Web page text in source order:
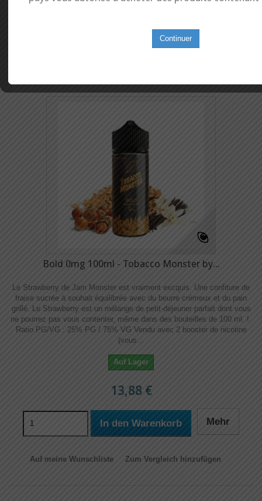
Bold 0mg 100ml - Tobacco Monster by...
Le Strawberry de Jam Monster est vraiment excquis. Une confiture de
fraise sucrée à souhait équilibrée avec du beurre crémeux et du pain
grillé. Le Strawberry est un mélange de petit-déjeuner parfait dont vous
ne pourrez pas vous contenter, même dans des bouteilles de 100 ml. !
Ratio PG/VG : 25% PG / 75% VG Vendu avec 2 booster de nicotine
(vous...
Auf Lager
13,88 €
In den Warenkorb Mehr
Auf meine Wunschliste Zum Vergleich hinzufügen
Continuer